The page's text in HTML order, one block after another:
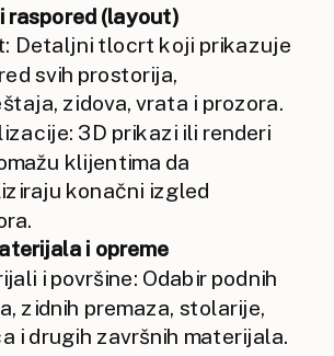
raspored (layout)
Detaljni tlocrt koji prikazuje
svih prostorija,
zidova, vrata i prozora.
3D prikazi ili renderi
klijentima da
konačni izgled
i opreme
i površine: Odabir podnih
zidnih premaza, stolarije,
i drugih završnih materijala.